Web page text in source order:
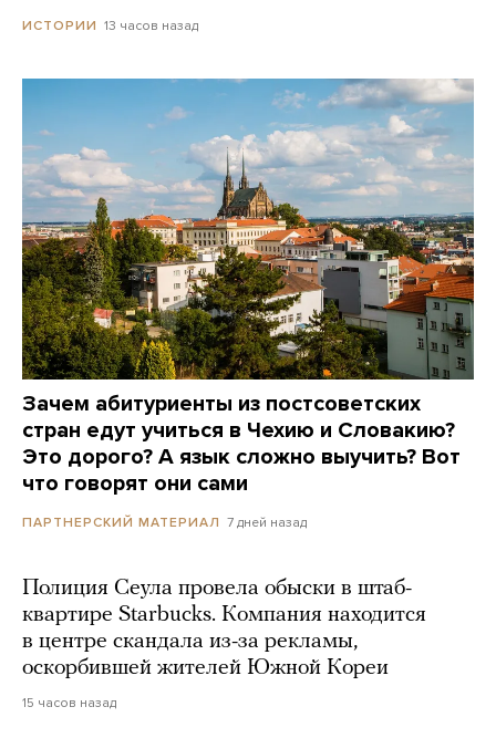
ИСТОРИИ 13 часов назад
Зачем абитуриенты из постсоветских
стран едут учиться в Чехию и Словакию?
Это дорого? А язык сложно выучить? Вот
что говорят они сами
ПАРТНЕРСКИЙ МАТЕРИАЛ 7 дней назад
Полиция Сеула провела обыски в штаб-
квартире Starbucks. Компания находится
в центре скандала из-за рекламы,
оскорбившей жителей Южной Кореи
15 часов назад